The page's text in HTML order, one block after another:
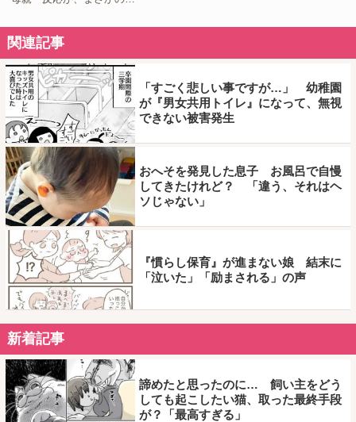
関連記事
「すごく悲しい事ですが…」 幼稚園
が『男女共用トイレ』になって、無視
できない被害発生
おへそを発見した息子 お風呂で自慢
してきたけれど？ 「違う、それはヘ
ソじゃない」
『慣らし保育』が進まない娘 結末に
「泣いた」「励まされる」の声
新着記事
諦めたと思ったのに… 飼い主をどう
しても起こしたい猫、取った最終手段
が？「最高すぎる」